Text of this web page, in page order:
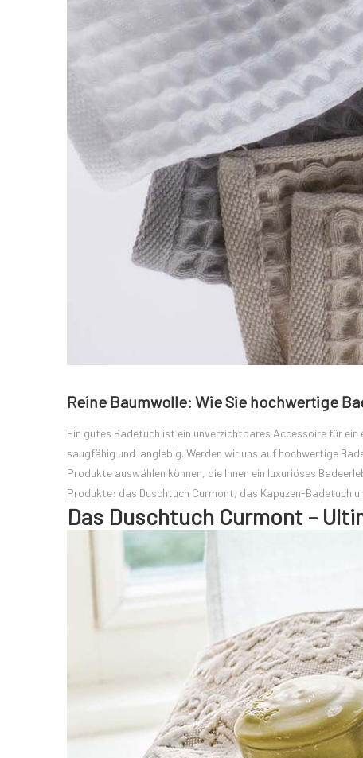
Reine Baumwolle: Wie Sie hochwertige
Ein gutes Badetuch ist ein unverzichtbares Accessoire für
saugfähig und langlebig. Werden wir uns auf hochwertige
Produkte auswählen können, die Ihnen ein luxuriöses
Produkte: das Duschtuch Curmont, das Kapuzen-Badetuch
Das Duschtuch Curmont –